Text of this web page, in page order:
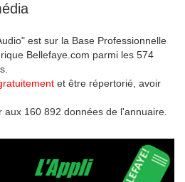
est sur la Base Professionnelle
Bellefaye.com parmi les 574
et être répertorié, avoir
160 892 données de l'annuaire.